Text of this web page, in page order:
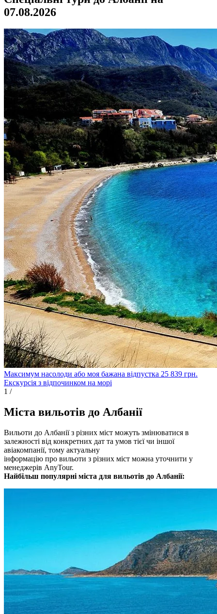
07.08.2026
Максимум насолоди або моя бажана відпустка 25 839 грн.
Екскурсія з відпочинком на морі
1 /
Міста вильотів до Албанії
Вильоти до Албанії з різних міст можуть змінюватися в
залежності від конкретних дат та умов тієї чи іншої
авіакомпанії, тому актуальну
інформацію про вильоти з різних міст можна уточнити у
менеджерів AnyTour.
Найбільш популярні міста для вильотів до Албанії: